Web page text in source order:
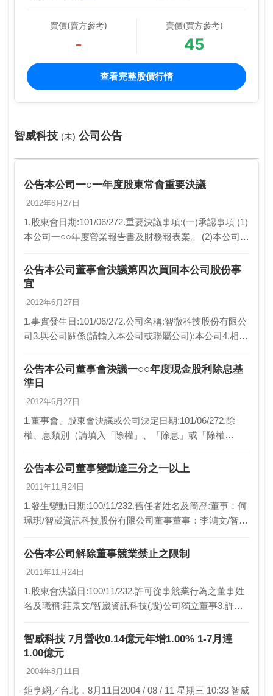
買價(賣方參考)
-
賣價(買方參考)
45
查看完整股價行情
智威科技 (未) 公司公告
公告本公司一○一年度股東常會重要決議
2012年6月27日
1.股東會日期:101/06/272.重要決議事項:(一)承認事項 (1)
本公司一○○年度營業報告書及財務報表案。 (2)本公司一
案。 (2…
公告本公司董事會決議第四次買回本公司股份事
宜
2012年6月27日
1.事實發生日:101/06/272.公司名稱:智微科技股份有限公
司3.與公司關係(請輸入本公司或聯屬公司):本公司4.相互
緣由:董事會決議第四…
公告本公司董事會決議一○○年度現金股利除息基
準日
2012年6月27日
1.董事會、股東會決議或公司決定日期:101/06/272.除
權、息類別（請填入「除權」、「除息」或「除權
36,461,445元(每股約0.5元)…
公告本公司董事變動達三分之一以上
2011年11月24日
1.發生變動日期:100/11/232.舊任者姓名及簡歷:董事：何
珮琪/智崴資訊科技股份有限公司董事董事：李鴻文/智崴
事：莊景文/義守大學電機工程…
公告本公司解除董事競業禁止之限制
2011年11月24日
1.股東會決議日:100/11/232.許可從事競業行為之董事姓
名及職稱:莊景文/智崴資訊科技(股)公司獨立董事3.許可
相同或類似之公司並擔任該公司…
智威科技 7月營收0.14億元年增1.00% 1-7月達
1.00億元
2004年8月11日
鉅亨網／台北．8月11日2004 / 08 / 11 星期三 10:33 智威